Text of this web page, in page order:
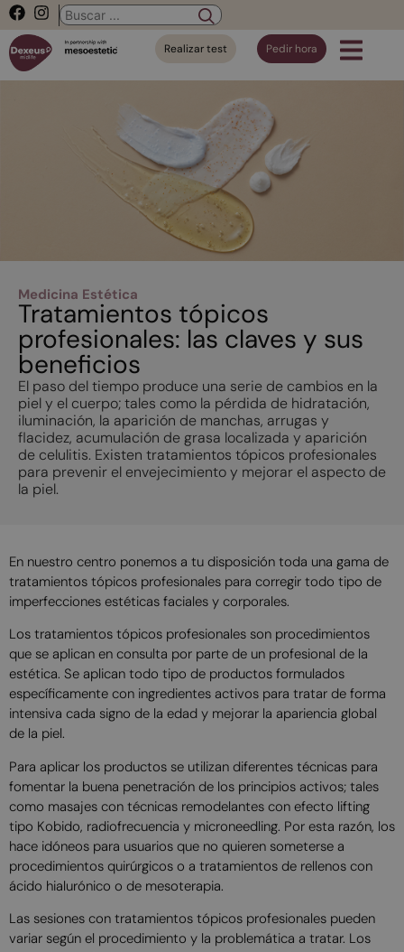
Realizar test Pedir hora
Medicina Estética
Tratamientos tópicos
profesionales: las claves y sus
beneficios
El paso del tiempo produce una serie de cambios en la
piel y el cuerpo; tales como la pérdida de hidratación,
iluminación, la aparición de manchas, arrugas y
flacidez, acumulación de grasa localizada y aparición
de celulitis. Existen tratamientos tópicos profesionales
para prevenir el envejecimiento y mejorar el aspecto de
la piel.
En nuestro centro ponemos a tu disposición toda una gama de
tratamientos tópicos profesionales para corregir todo tipo de
imperfecciones estéticas faciales y corporales.
Los tratamientos tópicos profesionales son procedimientos
que se aplican en consulta por parte de un profesional de la
estética. Se aplican todo tipo de productos formulados
específicamente con ingredientes activos para tratar de forma
intensiva cada signo de la edad y mejorar la apariencia global
de la piel.
Para aplicar los productos se utilizan diferentes técnicas para
fomentar la buena penetración de los principios activos; tales
como masajes con técnicas remodelantes con efecto lifting
tipo Kobido, radiofrecuencia y microneedling. Por esta razón, los
hace idóneos para usuarios que no quieren someterse a
procedimientos quirúrgicos o a tratamientos de rellenos con
ácido hialurónico o de mesoterapia.
Las sesiones con tratamientos tópicos profesionales pueden
variar según el procedimiento y la problemática a tratar. Los